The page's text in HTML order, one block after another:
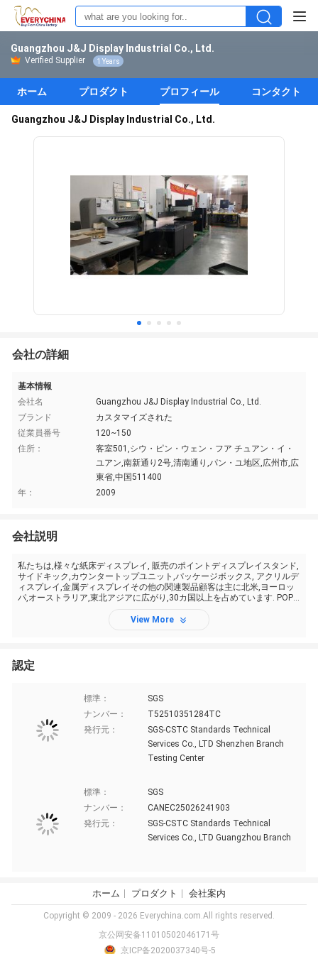
Guangzhou J&J Display Industrial Co., Ltd.
Verified Supplier 1 Years
ホーム プロダクト プロフィール コンタクト
Guangzhou J&J Display Industrial Co., Ltd.
会社の詳細
基本情報
会社名
Guangzhou J&J Display Industrial Co., Ltd.
ブランド
カスタマイズされた
従業員番号
120~150
住所：
客室501,シウ・ピン・ウェン・フア チュアン・イ・
ユアン,南新通り2号,清南通り,パン・ユ地区,広州市,広
東省,中国511400
年：
2009
会社説明
私たちは,様々な紙床ディスプレイ, 販売のポイントディスプレイスタンド,
サイドキック,カウンタートップユニット,パッケージボックス, アクリルデ
ィスプレイ,金属ディスプレイその他の関連製品顧客は主に北米,ヨーロッ
パ,オーストラリア,東北アジアに広がり,30カ国以上を占めています. POP
備えた 構造とグラフィック・デザイナーがいま...
View More
認定
標準：
SGS
ナンバー：
T52510351284TC
発行元：
SGS-CSTC Standards Technical
Services Co., LTD Shenzhen Branch
Testing Center
標準：
SGS
ナンバー：
CANEC25026241903
発行元：
SGS-CSTC Standards Technical
Services Co., LTD Guangzhou Branch
ホーム プロダクト 会社案内
Copyright © 2009 - 2026 Everychina.com.All rights reserved.
京公网安备11010502046171号
京ICP备2020037340号-5